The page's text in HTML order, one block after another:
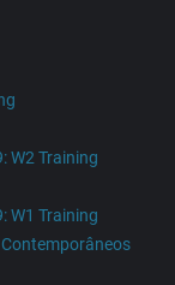
W2 Training
W1 Training